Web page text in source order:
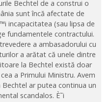
Bechtel de a construi o
sunt încă afectate de
incapacitatea (sau lipsa de
fundamentele contractului.
a ambasadorului cu
a arătat că unele dintre
la Bechtel există doar
a Primului Ministru. Avem
ar putea continua un
scandalos. È˜i